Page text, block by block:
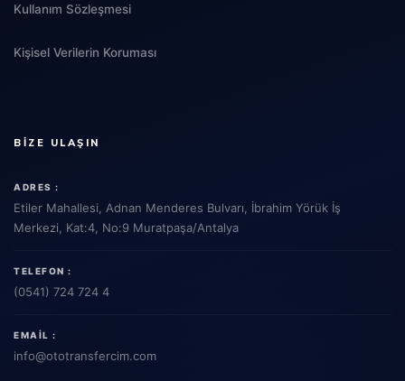
Kullanım Sözleşmesi
Kişisel Verilerin Koruması
BIZE ULAŞIN
ADRES :
Etiler Mahallesi, Adnan Menderes Bulvarı, İbrahim Yörük İş
Merkezi, Kat:4, No:9 Muratpaşa/Antalya
TELEFON :
(0541) 724 724 4
EMAIL :
info@ototransfercim.com